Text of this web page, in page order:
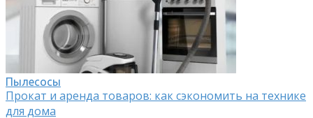
Пылесосы
Прокат и аренда товаров: как сэкономить на технике
для дома